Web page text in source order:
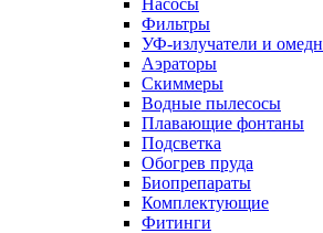
Насосы
Фильтры
УФ-излучатели и
Аэраторы
Cкиммеры
Водные пылесосы
Плавающие фонтаны
Подсветка
Обогрев пруда
Биопрепараты
Комплектующие
Фитинги